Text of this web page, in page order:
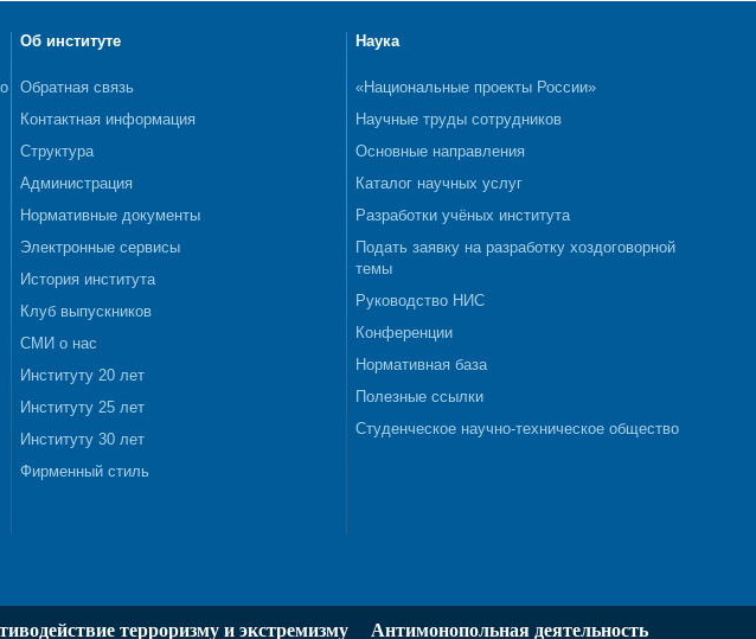
Об институте
Обратная связь
Контактная информация
Структура
Администрация
Нормативные документы
Электронные сервисы
История института
Клуб выпускников
СМИ о нас
Институту 20 лет
Институту 25 лет
Институту 30 лет
Фирменный стиль
Наука
«Национальные проекты России»
Научные труды сотрудников
Основные направления
Каталог научных услуг
Разработки учёных института
Подать заявку на разработку хоздоговорной
темы
Руководство НИС
Конференции
Нормативная база
Полезные ссылки
Студенческое научно-техническое общество
терроризму и экстремизму Антимонопольная деятельность